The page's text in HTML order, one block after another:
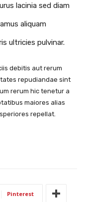
lacinia sed diam
aliquam
ultricies pulvinar.
debitis aut rerum
repudiandae sint
rerum hic tenetur a
maiores alias
repellat.
Pinterest